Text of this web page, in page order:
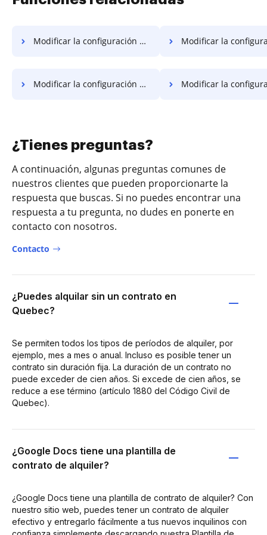
Modificar la configuración de campos PDF en Microsoft Mobile Modificar la configuración de campos PDF
Modificar la configuración de campos PDF en Sony Modificar la configuración de campos
¿Tienes preguntas?
A continuación, algunas preguntas comunes de
nuestros clientes que pueden proporcionarte la
respuesta que buscas. Si no puedes encontrar una
respuesta a tu pregunta, no dudes en ponerte en
contacto con nosotros.
Contacto
¿Puedes alquilar sin un contrato en
Quebec?
Se permiten todos los tipos de períodos de alquiler, por
ejemplo, mes a mes o anual. Incluso es posible tener un
contrato sin duración fija. La duración de un contrato no
puede exceder de cien años. Si excede de cien años, se
reduce a ese término (artículo 1880 del Código Civil de
Quebec).
¿Google Docs tiene una plantilla de
contrato de alquiler?
¿Google Docs tiene una plantilla de contrato de alquiler? Con
nuestro sitio web, puedes tener un contrato de alquiler
efectivo y entregarlo fácilmente a tus nuevos inquilinos con